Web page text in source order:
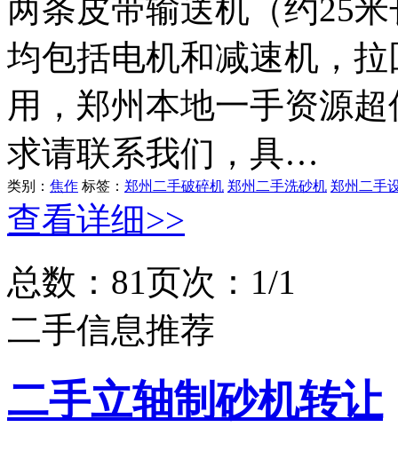
两条皮带输送机（约25
均包括电机和减速机，
用，郑州本地一手资源
求请联系我们，具…
类别： 焦作 标签： 郑州二手破碎机 郑州二手洗砂机 郑州二手
查看详细>>
总数：81页次：1/1
二手信息推荐
二手立轴制砂机转让